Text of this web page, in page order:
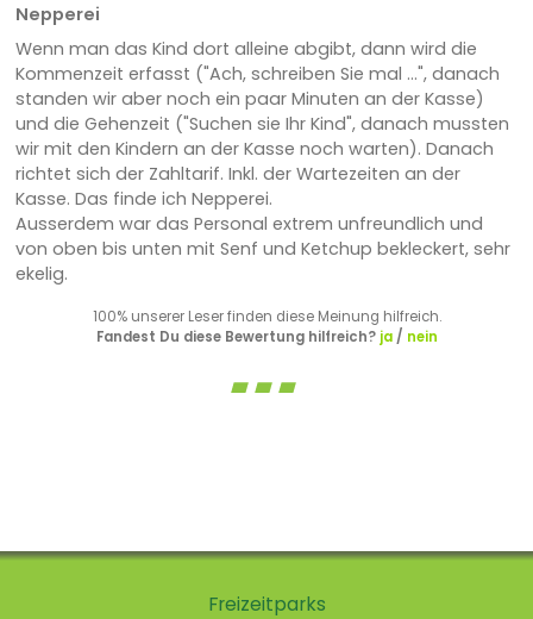
Nepperei
Wenn man das Kind dort alleine abgibt, dann wird die
Kommenzeit erfasst ("Ach, schreiben Sie mal ...", danach
standen wir aber noch ein paar Minuten an der Kasse)
und die Gehenzeit ("Suchen sie Ihr Kind", danach mussten
wir mit den Kindern an der Kasse noch warten). Danach
richtet sich der Zahltarif. Inkl. der Wartezeiten an der
Kasse. Das finde ich Nepperei.
Ausserdem war das Personal extrem unfreundlich und
von oben bis unten mit Senf und Ketchup bekleckert, sehr
ekelig.
100% unserer Leser finden diese Meinung hilfreich.
Fandest Du diese Bewertung hilfreich? ja/ nein
Freizeitparks